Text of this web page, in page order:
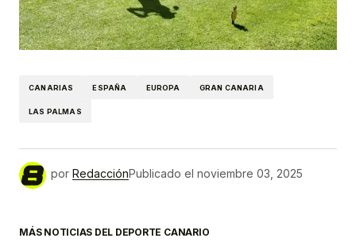
CANARIAS ESPAÑA EUROPA GRAN CANARIA
LAS PALMAS
por RedacciónPublicado el noviembre 03, 2025
MÁS NOTICIAS DEL DEPORTE CANARIO